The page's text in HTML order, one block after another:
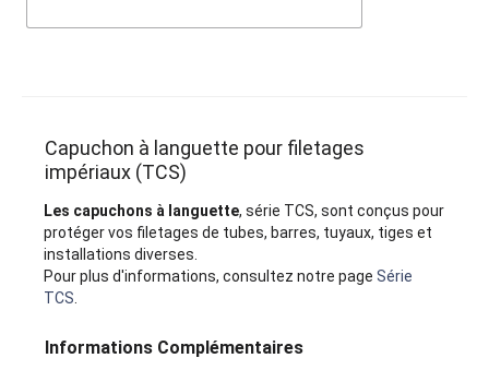
Capuchon à languette pour filetages
impériaux (TCS)
Les capuchons à languette, série TCS, sont conçus pour
protéger vos filetages de tubes, barres, tuyaux, tiges et
installations diverses.
Pour plus d'informations, consultez notre pageSérie
TCS
Informations Complémentaires